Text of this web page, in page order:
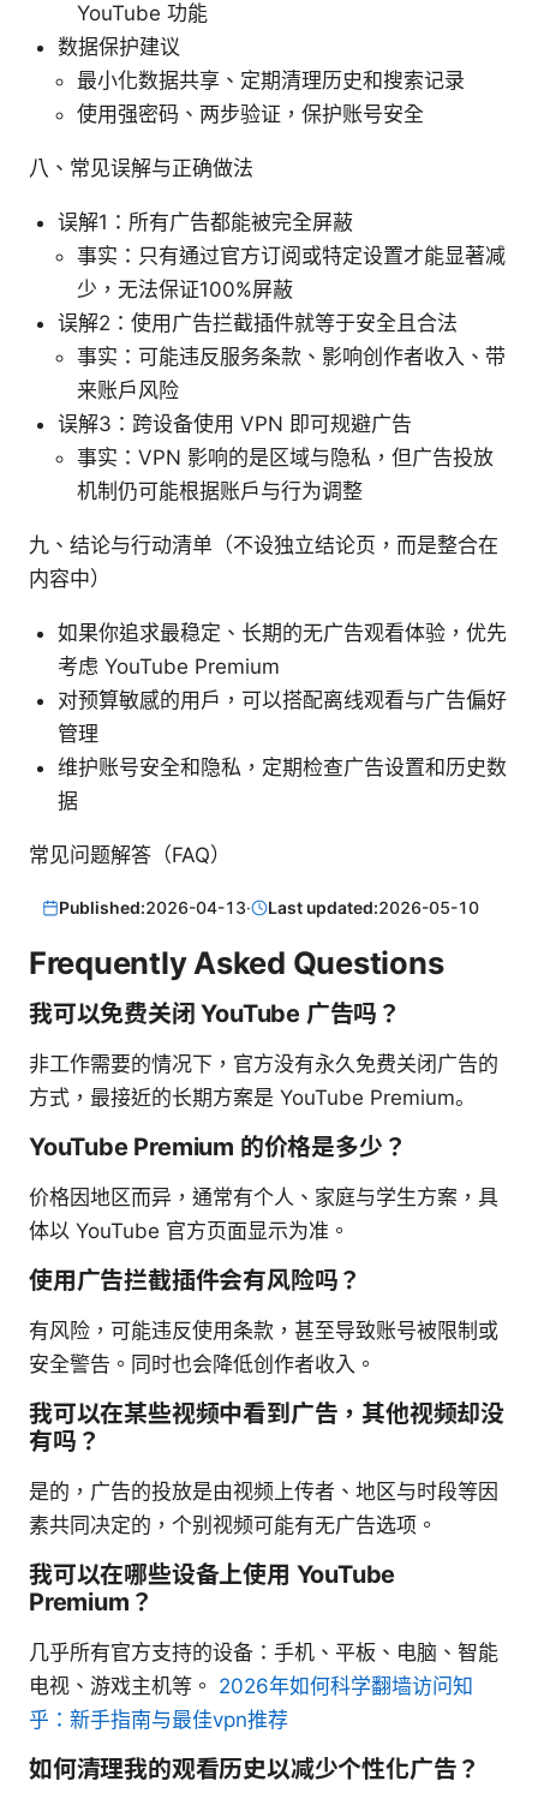
YouTube 功能
数据保护建议
最小化数据共享、定期清理历史和搜索记录
使用强密码、两步验证，保护账号安全
八、常见误解与正确做法
误解1：所有广告都能被完全屏蔽
事实：只有通过官方订阅或特定设置才能显著减
少，无法保证100%屏蔽
误解2：使用广告拦截插件就等于安全且合法
事实：可能违反服务条款、影响创作者收入、带
来账户风险
误解3：跨设备使用 VPN 即可规避广告
事实：VPN 影响的是区域与隐私，但广告投放
机制仍可能根据账户与行为调整
九、结论与行动清单（不设独立结论页，而是整合在
内容中）
如果你追求最稳定、长期的无广告观看体验，优先
考虑 YouTube Premium
对预算敏感的用户，可以搭配离线观看与广告偏好
管理
维护账号安全和隐私，定期检查广告设置和历史数
据
常见问题解答（FAQ）
Published:2026-04-13· Last updated:2026-05-10
Frequently Asked Questions
我可以免费关闭 YouTube 广告吗？
非工作需要的情况下，官方没有永久免费关闭广告的
方式，最接近的长期方案是 YouTube Premium。
YouTube Premium 的价格是多少？
价格因地区而异，通常有个人、家庭与学生方案，具
体以 YouTube 官方页面显示为准。
使用广告拦截插件会有风险吗？
有风险，可能违反使用条款，甚至导致账号被限制或
安全警告。同时也会降低创作者收入。
我可以在某些视频中看到广告，其他视频却没
有吗？
是的，广告的投放是由视频上传者、地区与时段等因
素共同决定的，个别视频可能有无广告选项。
我可以在哪些设备上使用 YouTube
Premium？
几乎所有官方支持的设备：手机、平板、电脑、智能
电视、游戏主机等。 2026年如何科学翻墙访问知
乎：新手指南与最佳vpn推荐
如何清理我的观看历史以减少个性化广告？